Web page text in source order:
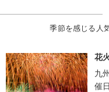
季節を感じる人
花
九
催